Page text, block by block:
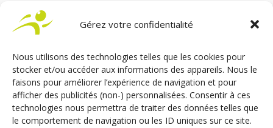
Gérez votre confidentialité
Nous utilisons des technologies telles que les cookies pour
stocker et/ou accéder aux informations des appareils. Nous le
faisons pour améliorer l’expérience de navigation et pour
afficher des publicités (non-) personnalisées. Consentir à ces
technologies nous permettra de traiter des données telles que
le comportement de navigation ou les ID uniques sur ce site.